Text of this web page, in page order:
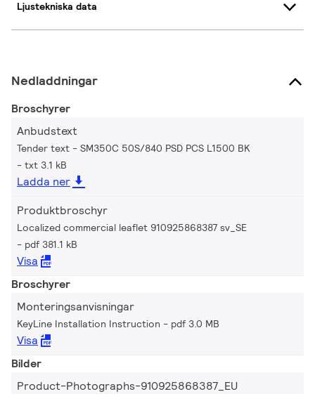
Ljustekniska data
Nedladdningar
Broschyrer
Anbudstext
Tender text - SM350C 50S/840 PSD PCS L1500 BK
txt 3.1 kB
Ladda ner
Produktbroschyr
Localized commercial leaflet 910925868387 sv_SE
pdf 381.1 kB
Visa
Broschyrer
Monteringsanvisningar
KeyLine Installation Instruction pdf 3.0 MB
Visa
Bilder
Product-Photographs-910925868387_EU